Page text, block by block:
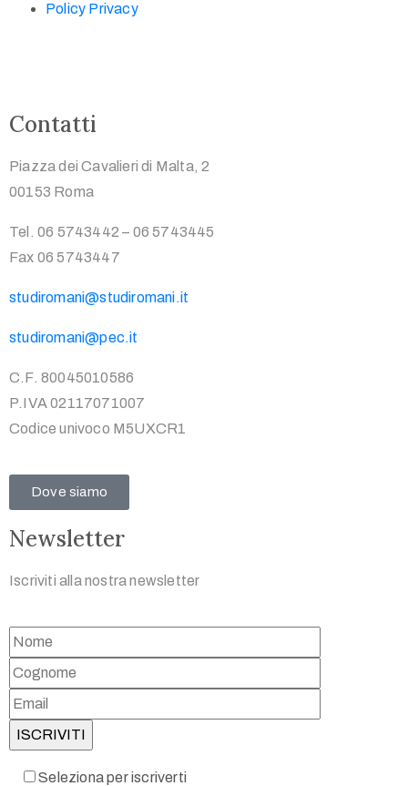
Policy Privacy
Contatti
Piazza dei Cavalieri di Malta, 2
00153 Roma
Tel. 06 5743442 – 06 5743445
Fax 06 5743447
studiromani@studiromani.it
studiromani@pec.it
C.F. 80045010586
P.IVA 02117071007
Codice univoco M5UXCR1
Dove siamo
Newsletter
Iscriviti alla nostra newsletter
Seleziona per iscriverti